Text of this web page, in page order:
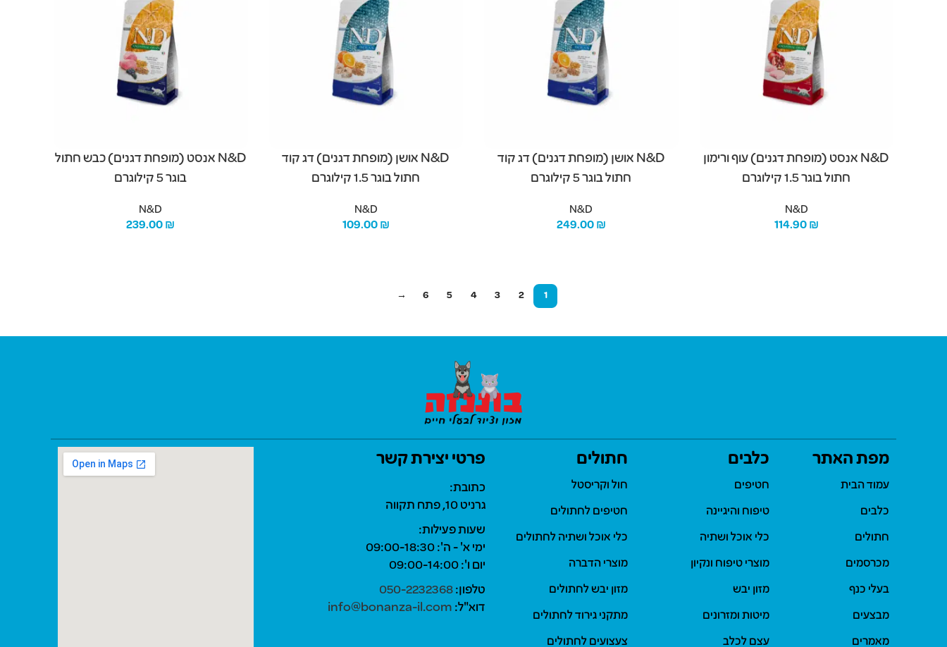
N&D אנסט (מופחת דגנים) עוף ורימון
חתול בוגר 1.5 קילוגרם
N&D
114.90 ₪
N&D אושן (מופחת דגנים) דג קוד
חתול בוגר 5 קילוגרם
N&D
249.00 ₪
N&D אושן (מופחת דגנים) דג קוד
חתול בוגר 1.5 קילוגרם
N&D
109.00 ₪
N&D אנסט (מופחת דגנים) כבש חתול
בוגר 5 קילוגרם
N&D
239.00 ₪
1
2
3
4
5
6
→
מפת האתר
עמוד הבית
כלבים
חתולים
מכרסמים
בעלי כנף
מבצעים
מאמרים
כלבים
חטיפים
טיפוח והיגיינה
כלי אוכל ושתיה
מוצרי טיפוח ונקיון
מזון יבש
מיטות ומזרונים
עצם לכלב
חתולים
חול וקריסטל
חטיפים לחתולים
כלי אוכל ושתיה לחתולים
מוצרי הדברה
מזון יבש לחתולים
מתקני גירוד לחתולים
צעצועים לחתולים
פרטי יצירת קשר
כתובת:
גרניט 10, פתח תקווה
שעות פעילות:
ימי א' - ה': 09:00-18:30
יום ו': 09:00-14:00
טלפון: 050-2232368
דוא"ל: info@bonanza-il.com